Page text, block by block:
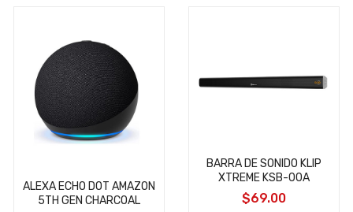
ALEXA ECHO DOT AMAZON
5TH GEN CHARCOAL
BARRA DE SONIDO KLIP
XTREME KSB-00A
$69.00